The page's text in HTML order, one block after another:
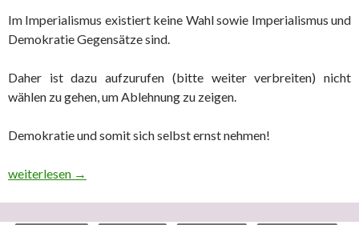
Im Imperialismus existiert keine Wahl sowie Imperialismus und
Demokratie Gegensätze sind.
Daher ist dazu aufzurufen (bitte weiter verbreiten) nicht
wählen zu gehen, um Ablehnung zu zeigen.
Demokratie und somit sich selbst ernst nehmen!
Warum die imperialistische EU aufgelöst und in eine föderative
weiterlesen →